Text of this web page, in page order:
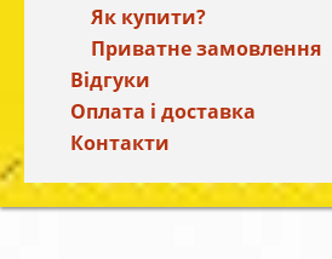
Як купити?
Приватне замовлення
Відгуки
Оплата і доставка
Контакти